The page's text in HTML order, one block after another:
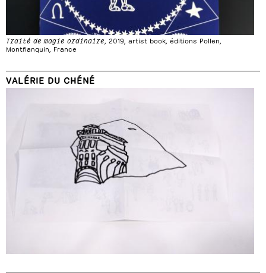
Traité de magie ordinaire, 2019, artist book, éditions Pollen,
Montflanquin, France
VALÉRIE DU CHÉNÉ